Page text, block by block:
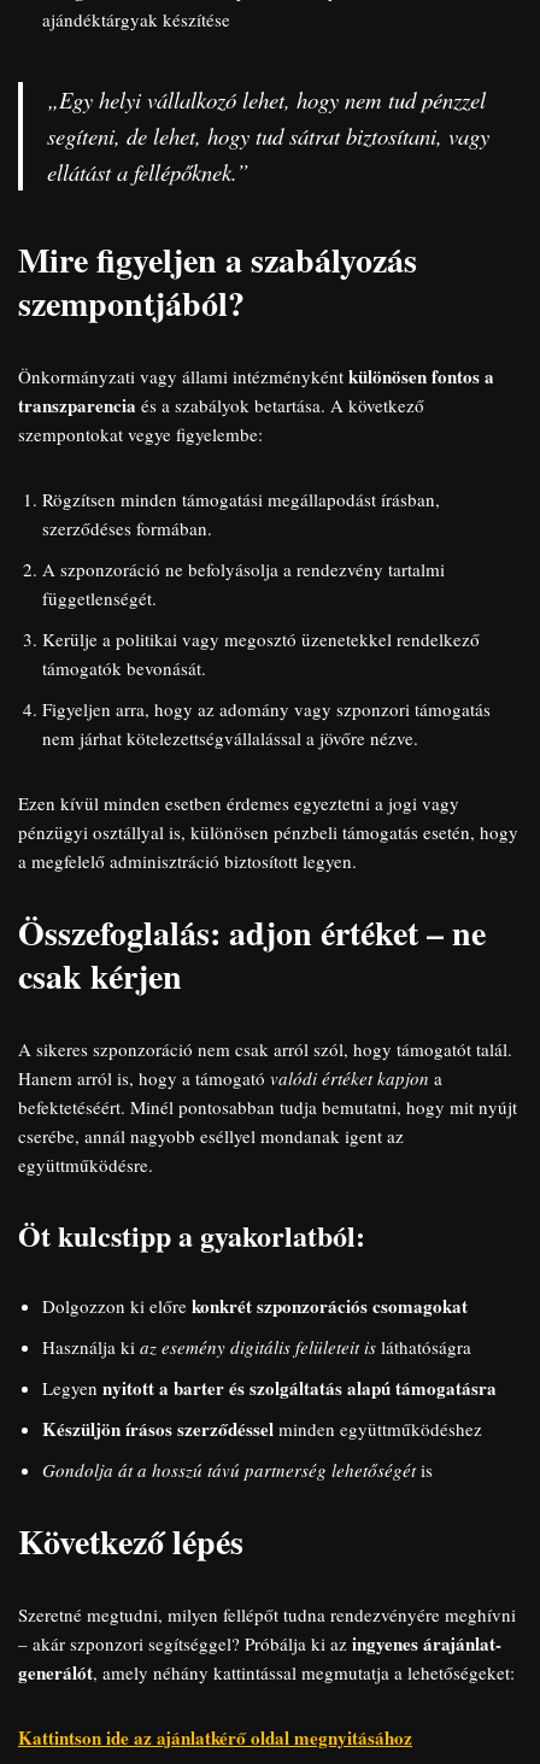
ajándéktárgyak készítése
„Egy helyi vállalkozó lehet, hogy nem tud pénzzel
segíteni, de lehet, hogy tud sátrat biztosítani, vagy
ellátást a fellépőknek.”
Mire figyeljen a szabályozás
szempontjából?
Önkormányzati vagy állami intézményként különösen fontos a
transzparencia és a szabályok betartása. A következő
szempontokat vegye figyelembe:
Rögzítsen minden támogatási megállapodást írásban,
szerződéses formában.
A szponzoráció ne befolyásolja a rendezvény tartalmi
függetlenségét.
Kerülje a politikai vagy megosztó üzenetekkel rendelkező
támogatók bevonását.
Figyeljen arra, hogy az adomány vagy szponzori támogatás
nem járhat kötelezettségvállalással a jövőre nézve.
Ezen kívül minden esetben érdemes egyeztetni a jogi vagy
pénzügyi osztállyal is, különösen pénzbeli támogatás esetén, hogy
a megfelelő adminisztráció biztosított legyen.
Összefoglalás: adjon értéket – ne
csak kérjen
A sikeres szponzoráció nem csak arról szól, hogy támogatót talál.
Hanem arról is, hogy a támogató valódi értéket kapjon a
befektetéséért. Minél pontosabban tudja bemutatni, hogy mit nyújt
cserébe, annál nagyobb eséllyel mondanak igent az
együttműködésre.
Öt kulcstipp a gyakorlatból:
Dolgozzon ki előre konkrét szponzorációs csomagokat
Használja ki az esemény digitális felületeit is láthatóságra
Legyen nyitott a barter és szolgáltatás alapú támogatásra
Készüljön írásos szerződéssel minden együttműködéshez
Gondolja át a hosszú távú partnerség lehetőségétis
Következő lépés
Szeretné megtudni, milyen fellépőt tudna rendezvényére meghívni
– akár szponzori segítséggel? Próbálja ki az ingyenes árajánlat-
generálót, amely néhány kattintással megmutatja a lehetőségeket:
Kattintson ide az ajánlatkérő oldal megnyitásához